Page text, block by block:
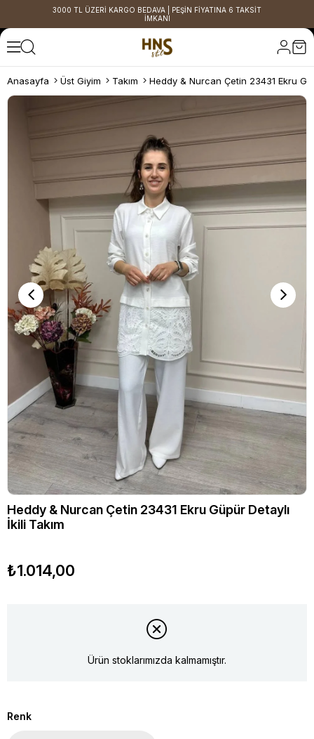
3000 TL ÜZERİ KARGO BEDAVA | PEŞİN FİYATINA 6 TAKSİT
İMKANI
Anasayfa Üst Giyim Takım
Heddy & Nurcan Çetin 23431 Ekru Güpür Detaylı
İkili Takım
₺1.014,00
Ürün stoklarımızda kalmamıştır.
Renk